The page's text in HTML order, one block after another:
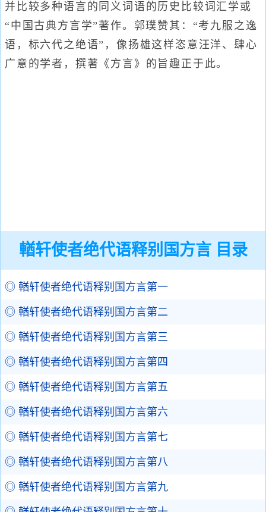
并比较多种语言的同义词语的历史比较词汇学或
“中国古典方言学”著作。郭璞赞其：“考九服之逸
语，标六代之绝语”，像扬雄这样恣意汪洋、肆心
广意的学者，撰著《方言》的旨趣正于此。
輶轩使者绝代语释别国方言 目录
◎ 輶轩使者绝代语释别国方言第一
◎ 輶轩使者绝代语释别国方言第二
◎ 輶轩使者绝代语释别国方言第三
◎ 輶轩使者绝代语释别国方言第四
◎ 輶轩使者绝代语释别国方言第五
◎ 輶轩使者绝代语释别国方言第六
◎ 輶轩使者绝代语释别国方言第七
◎ 輶轩使者绝代语释别国方言第八
◎ 輶轩使者绝代语释别国方言第九